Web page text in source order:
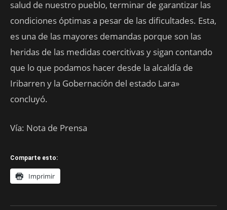
salud de nuestro pueblo, terminar de garantizar las
condiciones óptimas a pesar de las dificultades. Esta,
es una de las mayores demandas porque son las
heridas de las medidas coercitivas y sigan contando
que lo que podamos hacer desde la alcaldía de
Iribarren y la Gobernación del estado Lara»
concluyó.
Vía: Nota de Prensa
Comparte esto:
Imprimir